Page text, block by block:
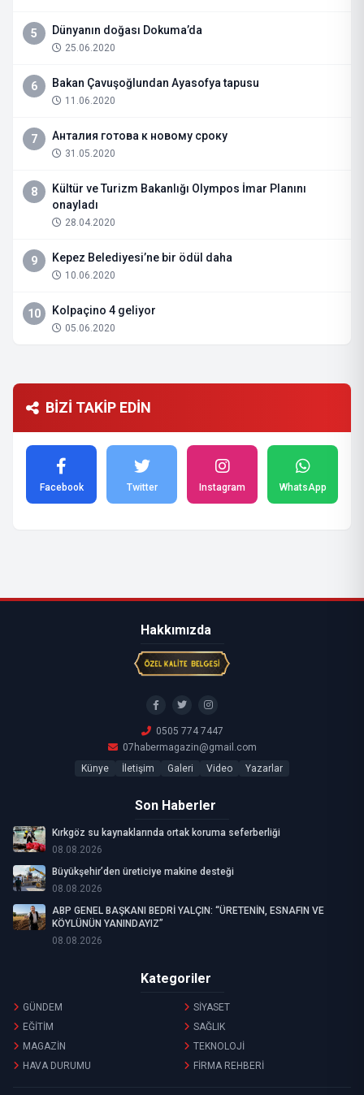
5 Dünyanın doğası Dokuma’da
25.06.2020
6 Bakan Çavuşoğlundan Ayasofya tapusu
11.06.2020
7 Анталия готова к новому сроку
31.05.2020
8
Kültür ve Turizm Bakanlığı Olympos İmar Planını
onayladı
28.04.2020
9 Kepez Belediyesi’ne bir ödül daha
10.06.2020
10 Kolpaçino 4 geliyor
05.06.2020
BİZİ TAKİP EDİN
Facebook Twitter Instagram WhatsApp
Hakkımızda
0505 774 7447
07habermagazin@gmail.com
Künye
İletişim Galeri Video Yazarlar
Son Haberler
Kırkgöz su kaynaklarında ortak koruma seferberliği
08.08.2026
Büyükşehir’den üreticiye makine desteği
08.08.2026
ABP GENEL BAŞKANI BEDRİ YALÇIN: “ÜRETENİN, ESNAFIN VE
KÖYLÜNÜN YANINDAYIZ”
08.08.2026
Kategoriler
GÜNDEM
SİYASET
EĞİTİM
SAĞLIK
MAGAZİN
TEKNOLOJİ
HAVA DURUMU
FİRMA REHBERİ